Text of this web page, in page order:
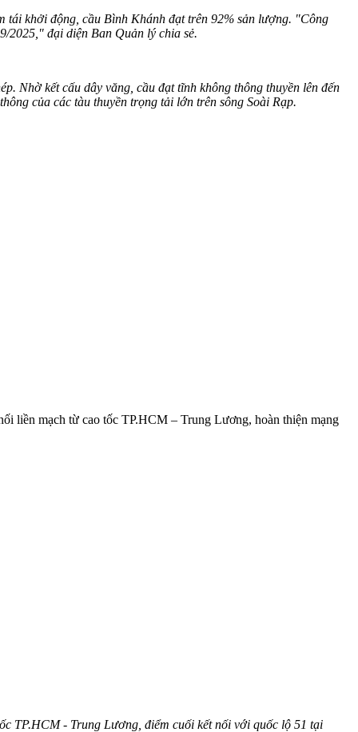
tái khởi động, cầu Bình Khánh đạt trên 92% sản lượng. "Công
2025," đại diện Ban Quản lý chia sẻ.
Nhờ kết cấu dây văng, cầu đạt tĩnh không thông thuyền lên đến
của các tàu thuyền trọng tải lớn trên sông Soài Rạp.
liền mạch từ cao tốc TP.HCM – Trung Lương, hoàn thiện mạng
TP.HCM - Trung Lương, điểm cuối kết nối với quốc lộ 51 tại